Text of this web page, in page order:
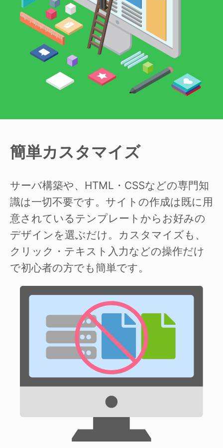
簡単カスタマイズ
サーバ構築や、HTML・CSSなどの専門知
識は一切不要です。サイトの作成は既に用
意されているテンプレートからお好みの
デザインを選ぶだけ。カスタマイズも、
クリック・テキスト入力などの操作だけ
で初心者の方でも簡単です。